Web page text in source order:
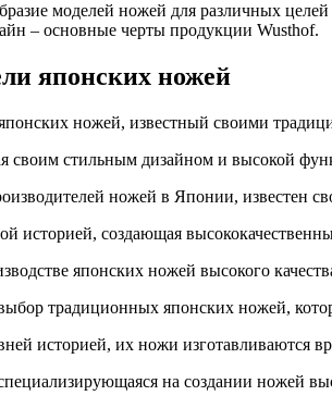
моделей ножей для различных
– основные черты продукции Wusthof.
японских ножей
ножей, известный своими
своим стильным дизайном и высокой
ножей в Японии, известен
историей, создающая
японских ножей высокого
традиционных японских ножей,
историей, их ножи изготавливаются
на создании ножей